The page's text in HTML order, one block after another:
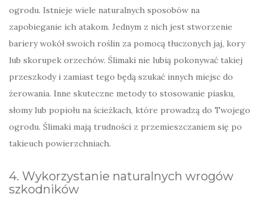
ogrodu. Istnieje wiele naturalnych sposobów na
zapobieganie ich atakom. Jednym z nich jest stworzenie
bariery wokół swoich roślin za pomocą tłuczonych jaj, kory
lub skorupek orzechów. Ślimaki nie lubią pokonywać takiej
przeszkody i zamiast tego będą szukać innych miejsc do
żerowania. Inne skuteczne metody to stosowanie piasku,
słomy lub popiołu na ścieżkach, które prowadzą do Twojego
ogrodu. Ślimaki mają trudności z przemieszczaniem się po
takieuch powierzchniach.
4. Wykorzystanie naturalnych wrogów
szkodników